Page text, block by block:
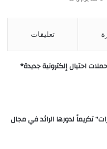
تعليقات
احتيال إلكترونية جديدة*
تكريماً لدورها الرائد في مجال